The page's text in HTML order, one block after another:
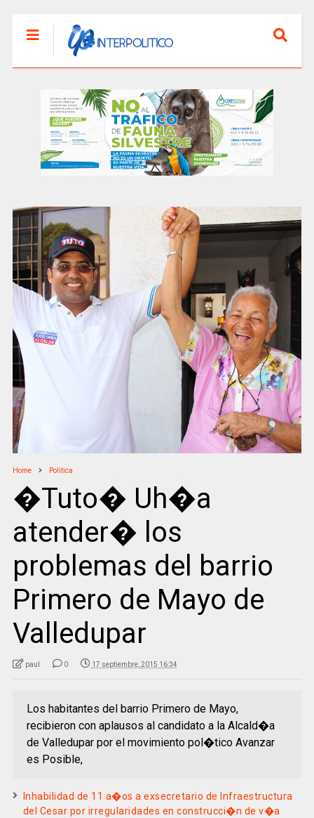
Home Politica
�Tuto� Uh�a
atender� los
problemas del barrio
Primero de Mayo de
Valledupar
paul 0 17 septiembre, 2015 16:34
Los habitantes del barrio Primero de Mayo,
recibieron con aplausos al candidato a la Alcald�a
de Valledupar por el movimiento pol�tico Avanzar
es Posible,
Inhabilidad de 11 a�os a exsecretario de Infraestructura
del Cesar por irregularidades en construcci�n de v�a